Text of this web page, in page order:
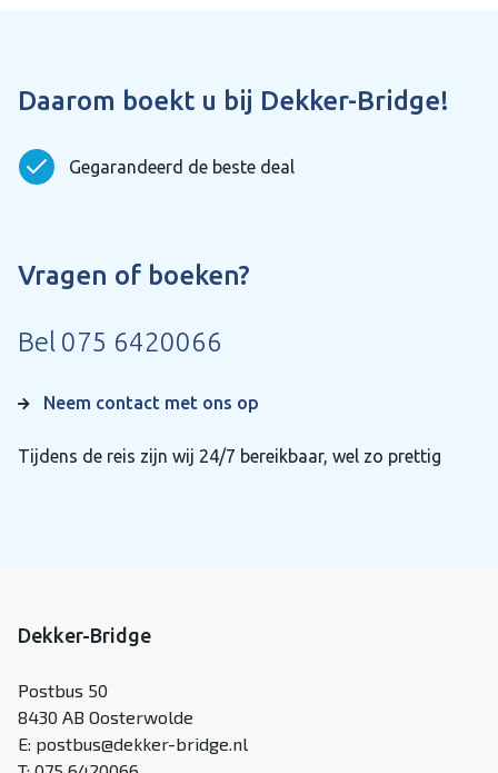
Daarom boekt u bij Dekker-Bridge!
Gegarandeerd de beste deal
Vragen of boeken?
Bel 075 6420066
Neem contact met ons op
Tijdens de reis zijn wij 24/7 bereikbaar, wel zo prettig
Dekker-Bridge
Postbus 50
8430 AB Oosterwolde
E: postbus@dekker-bridge.nl